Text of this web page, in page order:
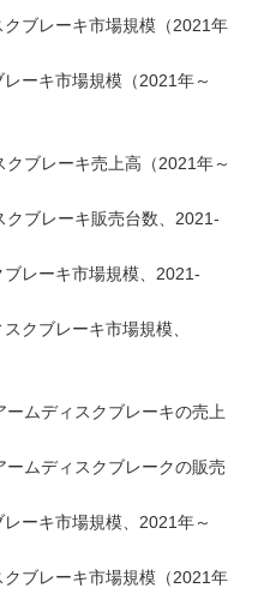
ブレーキ市場規模（2021年
ーキ市場規模（2021年～
ブレーキ売上高（2021年～
ブレーキ販売台数、2021-
レーキ市場規模、2021-
クブレーキ市場規模、
ムディスクブレーキの売上
ムディスクブレークの販売
ーキ市場規模、2021年～
ブレーキ市場規模（2021年